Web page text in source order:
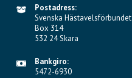
Postadress:
Svenska Hästavelsförbundet
Box 314
532 24 Skara
Bankgiro:
5472-6930